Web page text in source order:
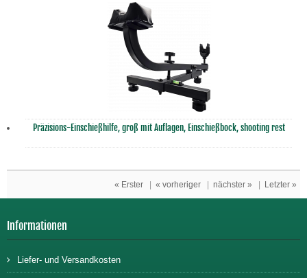
Präzisions-Einschießhilfe, groß mit Auflagen, Einschießbock, shooting rest
« Erster | « vorheriger | nächster » | Letzter »
Informationen
Liefer- und Versandkosten